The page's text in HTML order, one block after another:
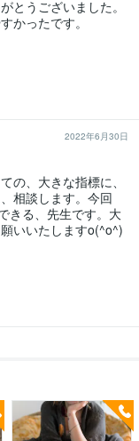
とうございました。
かったです。
2022年6月30日
の、大きな指標に、
相談します。今回
きる、先生です。大
いいたしますo(^o^)